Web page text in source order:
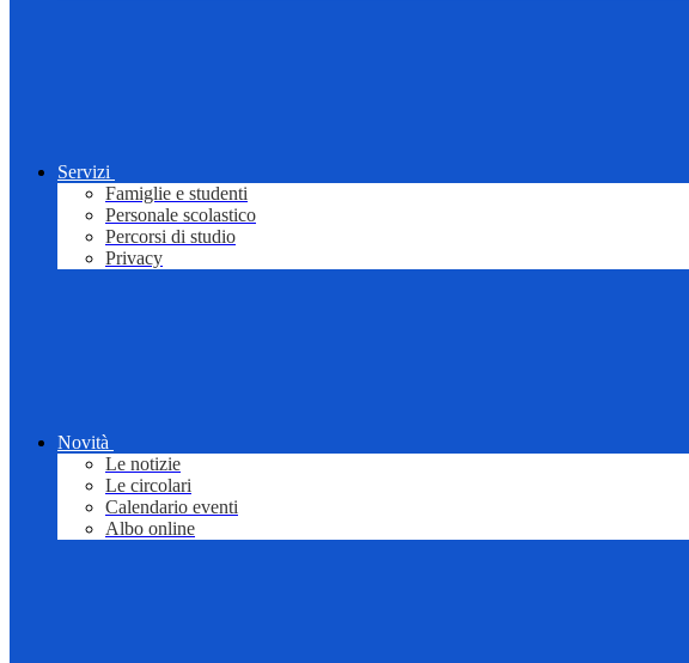
Servizi
Famiglie e studenti
Personale scolastico
Percorsi di studio
Privacy
Novità
Le notizie
Le circolari
Calendario eventi
Albo online